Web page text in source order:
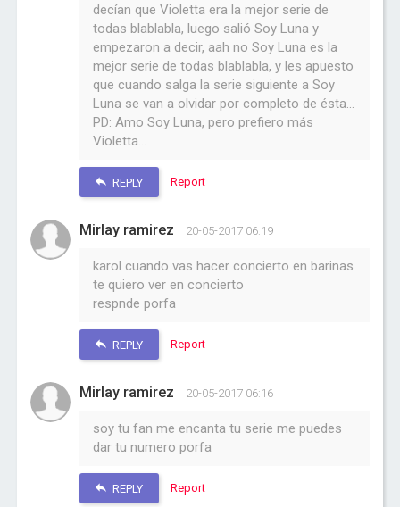
decían que Violetta era la mejor serie de
todas blablabla, luego salió Soy Luna y
empezaron a decir, aah no Soy Luna es la
mejor serie de todas blablabla, y les apuesto
que cuando salga la serie siguiente a Soy
Luna se van a olvidar por completo de ésta...
PD: Amo Soy Luna, pero prefiero más
Violetta...
REPLY Report
Mirlay ramirez 20-05-2017 06:19
karol cuando vas hacer concierto en barinas
te quiero ver en concierto
respnde porfa
REPLY Report
Mirlay ramirez 20-05-2017 06:16
soy tu fan me encanta tu serie me puedes
dar tu numero porfa
REPLY Report